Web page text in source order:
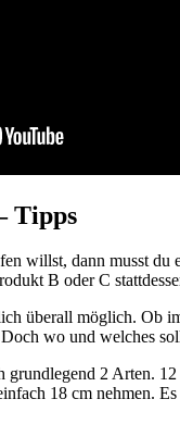
Tipps
willst, dann musst du
B oder C
überall möglich. Ob
wo und welches
grundlegend 2 Arten.
18 cm nehmen.